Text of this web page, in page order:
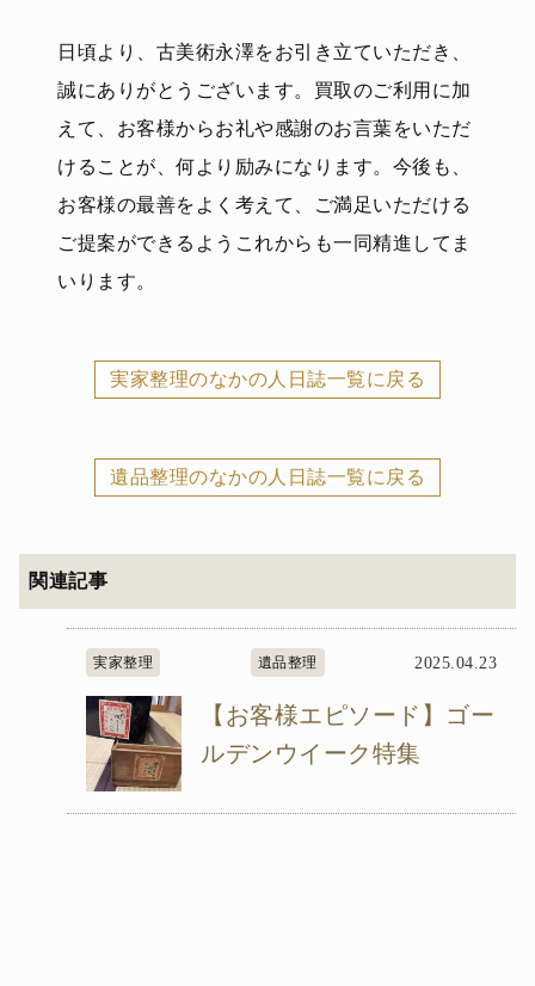
日頃より、古美術永澤をお引き立ていただき、
誠にありがとうございます。買取のご利用に加
えて、お客様からお礼や感謝のお言葉をいただ
けることが、何より励みになります。今後も、
お客様の最善をよく考えて、ご満足いただける
ご提案ができるようこれからも一同精進してま
いります。
実家整理のなかの人日誌一覧に戻る
遺品整理のなかの人日誌一覧に戻る
関連記事
実家整理 遺品整理 2025.04.23
【お客様エピソード】ゴー
ルデンウイーク特集